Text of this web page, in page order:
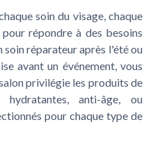
soin du visage, chaque
répondre à des besoins
soin réparateur après l'été ou
avant un événement, vous
privilégie les produits de
anti-âge, ou
pour chaque type de